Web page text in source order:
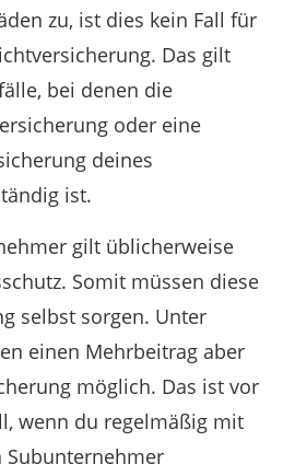
zu, ist dies kein Fall für
Das gilt
bei denen die
oder eine
deines
ist.
gilt üblicherweise
Somit müssen diese
selbst sorgen. Unter
einen Mehrbeitrag aber
möglich. Das ist vor
wenn du regelmäßig mit